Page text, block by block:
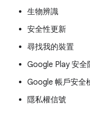
生物辨識
安全性更新
尋找我的裝置
Google Play 安全
Google 帳戶安全
隱私權信號